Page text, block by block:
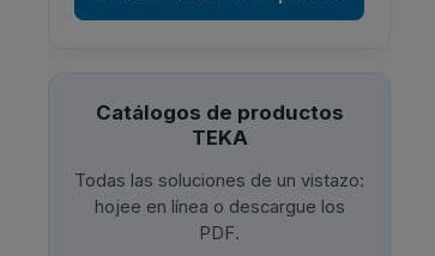
Catálogos de productos
TEKA
Todas las soluciones de un vistazo:
hojee en línea o descargue los
PDF.